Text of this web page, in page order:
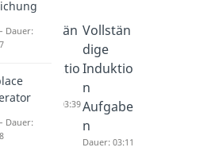
03:27
Vollstän
Induktio
Dauer: 03:39
Vollstän
dige
Induktio
n
Aufgabe
n
Dauer: 03:11
Dauer:
Dauer: